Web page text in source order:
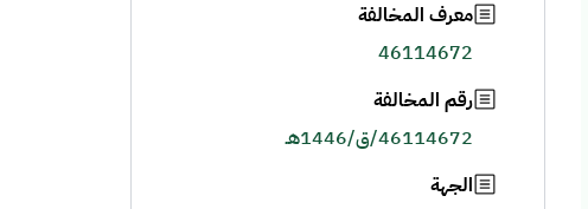
معرف المخالفة
46114672
رقم المخالفة
46114672/ق/1446هـ
الجهة